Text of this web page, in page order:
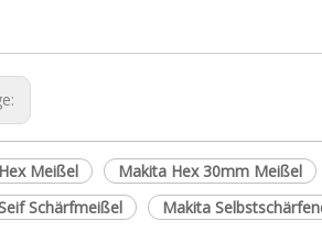
Meißel Makita Hex 30mm Meißel
Schärfmeißel
Makita